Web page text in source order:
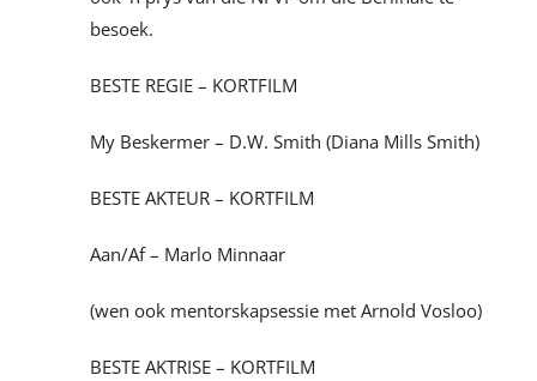
besoek.
BESTE REGIE – KORTFILM
My Beskermer – D.W. Smith (Diana Mills Smith)
BESTE AKTEUR – KORTFILM
Aan/Af – Marlo Minnaar
(wen ook mentorskapsessie met Arnold Vosloo)
BESTE AKTRISE – KORTFILM